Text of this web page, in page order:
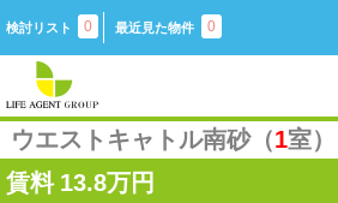
検討リスト 0 最近見た物件 0
ウエストキャトル南砂（1室）
賃料 13.8万円